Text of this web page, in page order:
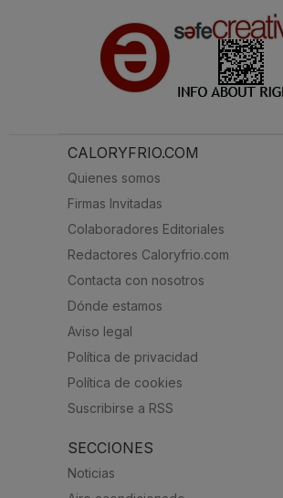
CALORYFRIO.COM
Quienes somos
Firmas Invitadas
Colaboradores Editoriales
Redactores Caloryfrio.com
Contacta con nosotros
Dónde estamos
Aviso legal
Política de privacidad
Política de cookies
Suscribirse a RSS
SECCIONES
Noticias